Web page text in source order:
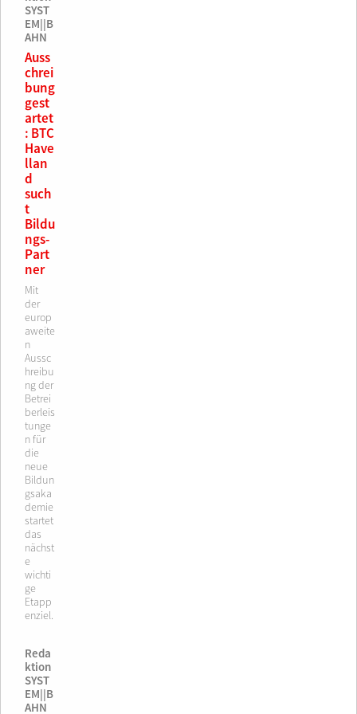
SYST
EM||B
AHN
Auss
chrei
bung
gest
artet
: BTC
Have
llan
d
such
t
Bildu
ngs-
Part
ner
Mit
der
europ
aweite
n
Aussc
hreibu
ng der
Betrei
berleis
tunge
n für
die
neue
Bildun
gsaka
demie
startet
das
nächst
e
wichti
ge
Etapp
enziel.
Reda
ktion
SYST
EM||B
AHN